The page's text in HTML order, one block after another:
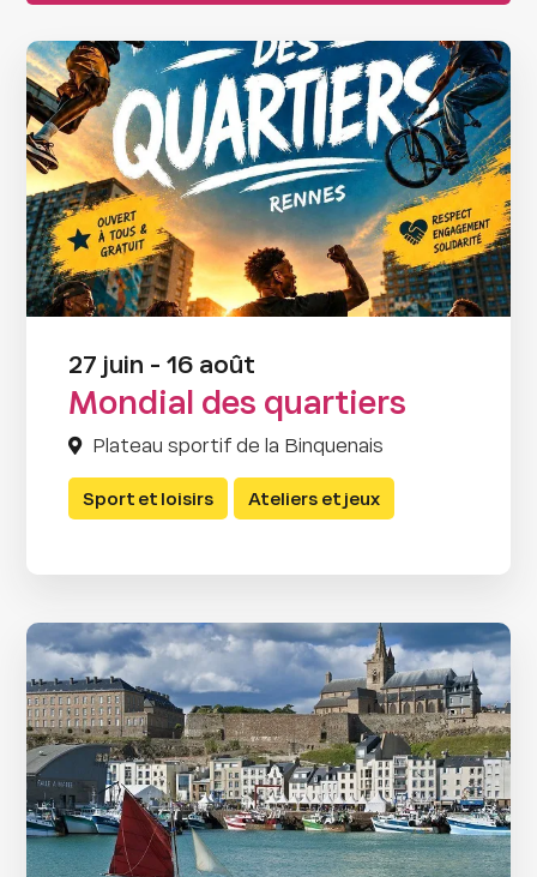
27 juin - 16 août
Mondial des quartiers
Plateau sportif de la Binquenais
Sport et loisirs Ateliers et jeux